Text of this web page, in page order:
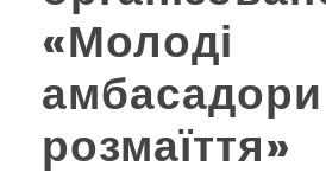
«Молоді
амбасадори
розмаїття»